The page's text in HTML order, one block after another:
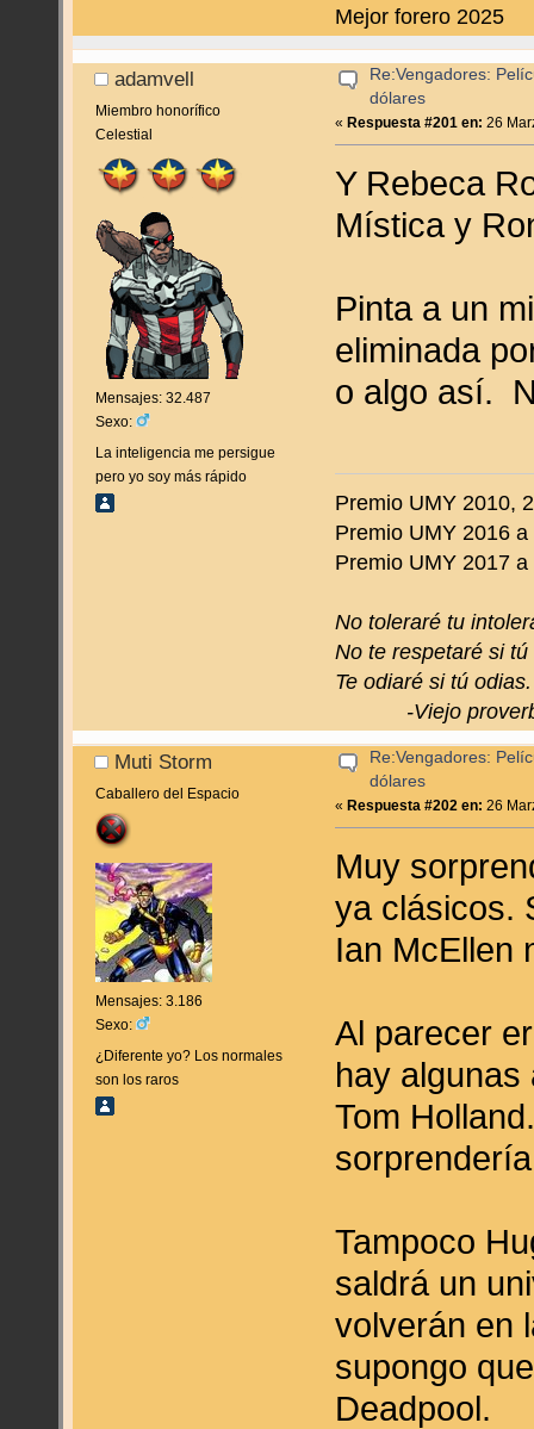
Mejor forero 2025
adamvell
Miembro honorífico
Celestial
Mensajes: 32.487
Sexo:
La inteligencia me persigue
pero yo soy más rápido
Re:Vengadores:
dólares
« Respuesta #201 en: 26
Y Rebeca
Mística y
Pinta a un
eliminada
o algo así.
Premio UMY 2010,
Premio UMY 2016
Premio UMY 2017
No toleraré tu
No te respetaré si
Te odiaré si tú odias.
-Viejo
Muti Storm
Caballero del Espacio
Mensajes: 3.186
Sexo:
¿Diferente yo? Los normales
son los raros
Re:Vengadores:
dólares
«Respuesta #202 en: 26
Muy
ya clásicos.
Ian McEllen
Al parecer
hay
Tom
Tampoco
saldrá un
volverán en
supongo
Deadpool.